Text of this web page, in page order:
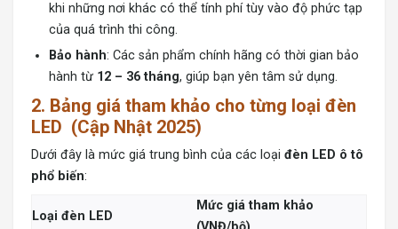
khi những nơi khác có thể tính phí tùy vào độ phức tạp
của quá trình thi công.
Bảo hành: Các sản phẩm chính hãng có thời gian bảo
hành từ 12 – 36 tháng, giúp bạn yên tâm sử dụng.
2. Bảng giá tham khảo cho từng loại đèn
LED (Cập Nhật 2025)
Dưới đây là mức giá trung bình của các loại đèn LED ô tô
phổ biến:
Loại đèn LED
Mức giá tham khảo